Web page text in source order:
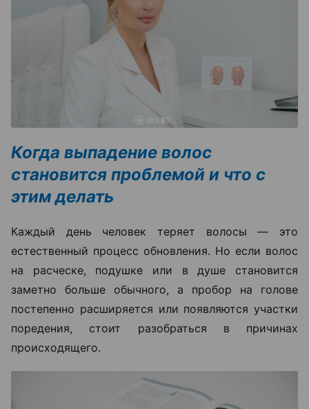
Когда выпадение волос
становится проблемой и что с
этим делать
Каждый день человек теряет волосы — это
естественный процесс обновления. Но если волос
на расческе, подушке или в душе становится
заметно больше обычного, а пробор на голове
постепенно расширяется или появляются участки
поредения, стоит разобраться в причинах
происходящего.